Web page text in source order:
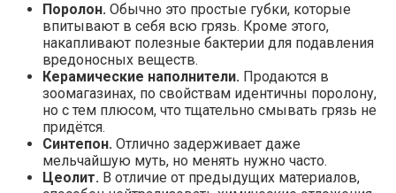
Поролон. Обычно это простые губки, которые
впитывают в себя всю грязь. Кроме этого,
накапливают полезные бактерии для подавления
вредоносных веществ.
Керамические наполнители. Продаются в
зоомагазинах, по свойствам идентичны поролону,
но с тем плюсом, что тщательно смывать грязь не
придётся.
Синтепон. Отлично задерживает даже
мельчайшую муть, но менять нужно часто.
Цеолит. В отличие от предыдущих материалов,